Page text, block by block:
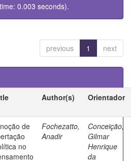
0.003 seconds).
previous 1 next
Author(s) Orientador
de
no
Fochezatto,
Anadir
Conceição,
Gilmar
Henrique
da